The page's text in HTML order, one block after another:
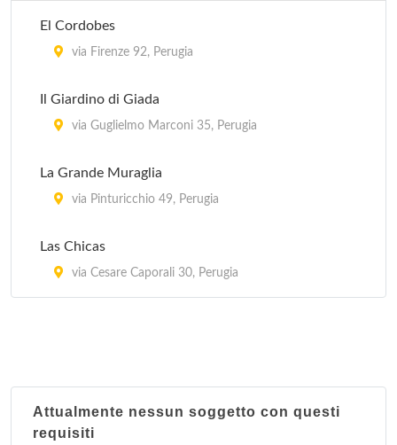
El Cordobes
via Firenze 92, Perugia
Il Giardino di Giada
via Guglielmo Marconi 35, Perugia
La Grande Muraglia
via Pinturicchio 49, Perugia
Las Chicas
via Cesare Caporali 30, Perugia
Attualmente nessun soggetto con questi
requisiti